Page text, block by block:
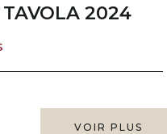
2024
VOIR PLUS